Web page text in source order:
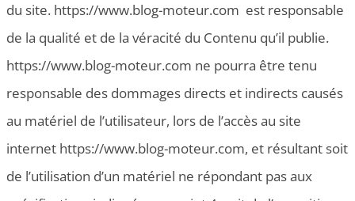
du site. https://www.blog-moteur.com est responsable
de la qualité et de la véracité du Contenu qu’il publie.
https://www.blog-moteur.com ne pourra être tenu
responsable des dommages directs et indirects causés
au matériel de l’utilisateur, lors de l’accès au site
internet https://www.blog-moteur.com, et résultant soit
de l’utilisation d’un matériel ne répondant pas aux